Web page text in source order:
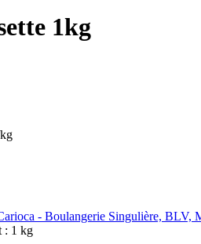
1kg
- Boulangerie Singulière, BLV,
: 1 kg